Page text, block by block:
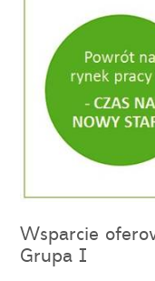
Wsparcie
Grupa I